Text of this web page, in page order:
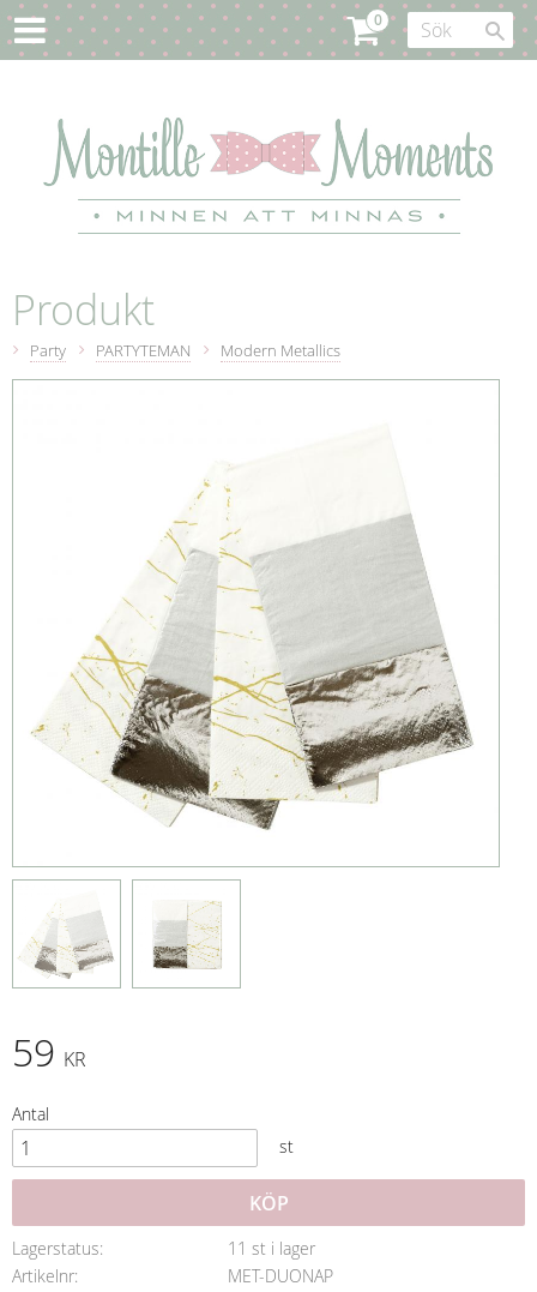
Produkt
Party PARTYTEMAN Modern Metallics
59 KR
Antal
st
KÖP
Lagerstatus
11 st i lager
Artikelnr
MET-DUONAP